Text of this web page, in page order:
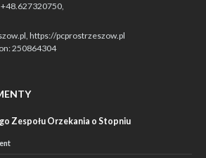
https://pcprostrzeszow.pl
250864304
Zespołu Orzekania o Stopniu